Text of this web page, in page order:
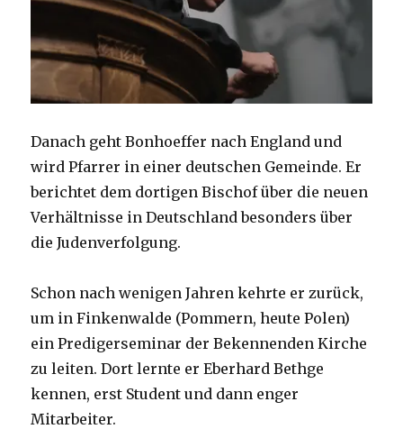
Danach geht Bonhoeffer nach England und
wird Pfarrer in einer deutschen Gemeinde. Er
berichtet dem dortigen Bischof über die neuen
Verhältnisse in Deutschland besonders über
die Judenverfolgung.
Schon nach wenigen Jahren kehrte er zurück,
um in Finkenwalde (Pommern, heute Polen)
ein Predigerseminar der Bekennenden Kirche
zu leiten. Dort lernte er Eberhard Bethge
kennen, erst Student und dann enger
Mitarbeiter.